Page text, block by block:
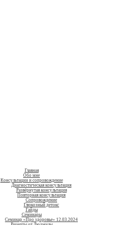
Главная
Обо мне
Консультации и сопровождение
Диагностическая консультация
Развёрнутая консультация
Повторная консультация
Сопровождение
Глюкозный детокс
Гайды
Семинары
Семинар «Про здоровье» 12.03.2024